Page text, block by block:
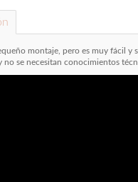
montaje, pero es muy fácil y
no se necesitan conocimientos